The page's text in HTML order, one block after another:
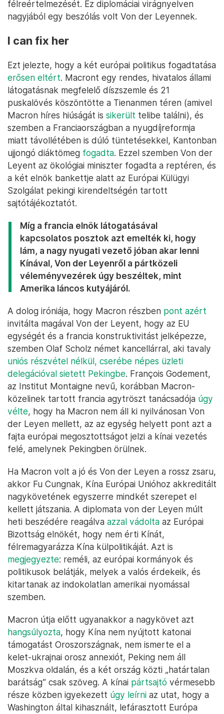
félreértelmezését. Ez diplomáciai virágnyelven
nagyjából egy beszólás volt Von der Leyennek.
I can fix her
Ezt jelezte, hogy a két európai politikus fogadtatása
erősen eltért. Macront egy rendes, hivatalos állami
látogatásnak megfelelő díszszemle és 21
puskalövés köszöntötte a Tienanmen téren (amivel
Macron híres hiúságát is sikerült telibe találni), és
szemben a Franciaországban a nyugdíjreformja
miatt távollétében is dúló tüntetésekkel, Kantonban
ujjongó diáktömeg fogadta. Ezzel szemben Von der
Leyent az ökológiai miniszter fogadta a reptéren, és
a két elnök bankettje alatt az Európai Külügyi
Szolgálat pekingi kirendeltségén tartott
sajtótájékoztatót.
Míg a francia elnök látogatásával
kapcsolatos posztok azt emelték ki, hogy
lám, a nagy nyugati vezető jóban akar lenni
Kínával, Von der Leyenről a pártközeli
véleményvezérek úgy beszéltek, mint
Amerika láncos kutyájáról.
A dolog iróniája, hogy Macron részben pont azért
invitálta magával Von der Leyent, hogy az EU
egységét és a francia konstruktivitást jelképezze,
szemben Olaf Scholz német kancellárral, aki tavaly
uniós részvétel nélkül, cserébe népes üzleti
delegációval sietett Pekingbe. François Godement,
az Institut Montaigne nevű, korábban Macron-
közelinek tartott francia agytröszt tanácsadója úgy
vélte, hogy ha Macron nem áll ki nyilvánosan Von
der Leyen mellett, az az egység helyett pont azt a
fajta európai megosztottságot jelzi a kínai vezetés
felé, amelynek Pekingben örülnek.
Ha Macron volt a jó és Von der Leyen a rossz zsaru,
akkor Fu Cungnak, Kína Európai Unióhoz akkreditált
nagykövetének egyszerre mindkét szerepet el
kellett játszania. A diplomata von der Leyen múlt
heti beszédére reagálva azzal vádolta az Európai
Bizottság elnökét, hogy nem érti Kínát,
félremagyarázza Kína külpolitikáját. Azt is
megjegyezte: reméli, az európai kormányok és
politikusok belátják, melyek a valós érdekeik, és
kitartanak az indokolatlan amerikai nyomással
szemben.
Macron útja előtt ugyanakkor a nagykövet azt
hangsúlyozta, hogy Kína nem nyújtott katonai
támogatást Oroszországnak, nem ismerte el a
kelet-ukrajnai orosz annexiót, Peking nem áll
Moszkva oldalán, és a két ország közti „határtalan
barátság” csak szöveg. A kínai pártsajtó vérmesebb
része közben igyekezett úgy leírni az utat, hogy a
Washington által kihasznált, lefárasztott Európa